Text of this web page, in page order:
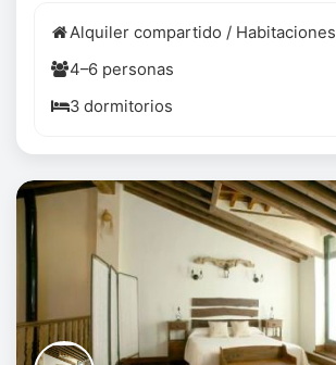
Alquiler compartido / Habitaciones
4–6 personas
3 dormitorios